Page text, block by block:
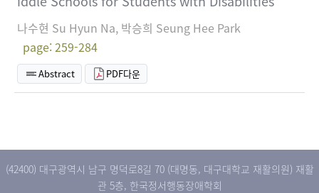
나수현 Su Hyun Na, 박승희 Seung Hee Park
page: 259-284
Abstract PDF다운
(42400) 대구광역시 남구 명덕로8길 70 (대명동, 대구대학교 재활의원) 재활
관 5층, 한국정서행동장애학회